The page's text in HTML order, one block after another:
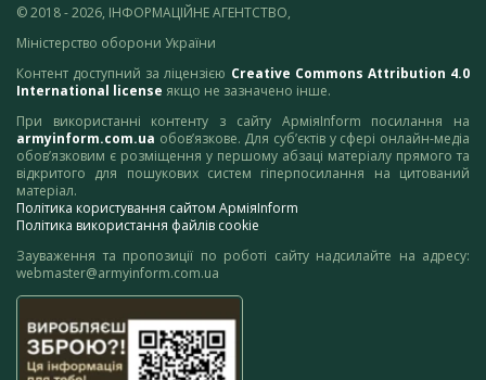
© 2018 - 2026, ІНФОРМАЦІЙНЕ АГЕНТСТВО,
Міністерство оборони України
Контент доступний за ліцензією Creative Commons Attribution 4.0
International license якщо не зазначено інше.
При використанні контенту з сайту АрміяInform посилання на
armyinform.com.ua обов’язкове. Для суб’єктів у сфері онлайн-медіа
обов’язковим є розміщення у першому абзаці матеріалу прямого та
відкритого для пошукових систем гіперпосилання на цитований
матеріал.
Політика користування сайтом АрміяInform
Політика використання файлів cookie
Зауваження та пропозиції по роботі сайту надсилайте на адресу:
webmaster@armyinform.com.ua